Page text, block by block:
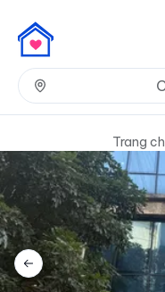
Trang
Previous slide